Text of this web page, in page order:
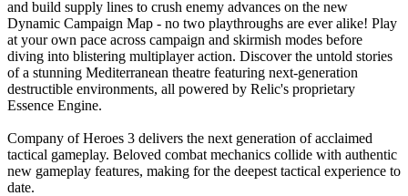
and build supply lines to crush enemy advances on the new
Dynamic Campaign Map - no two playthroughs are ever alike! Play
at your own pace across campaign and skirmish modes before
diving into blistering multiplayer action. Discover the untold stories
of a stunning Mediterranean theatre featuring next-generation
destructible environments, all powered by Relic's proprietary
Essence Engine.
Company of Heroes 3 delivers the next generation of acclaimed
tactical gameplay. Beloved combat mechanics collide with authentic
new gameplay features, making for the deepest tactical experience to
date. ​